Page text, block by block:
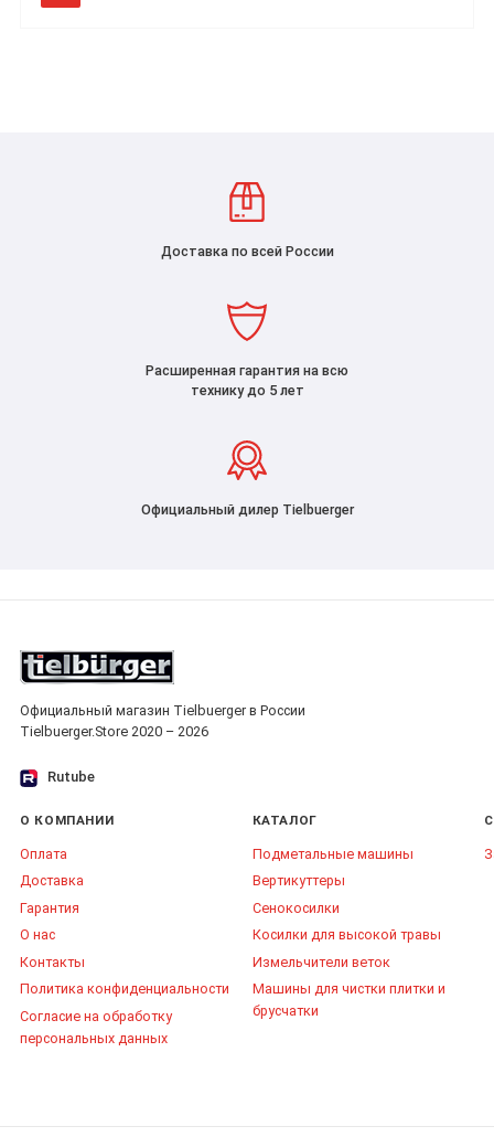
Доставка по всей России
Расширенная гарантия на всю
технику до 5 лет
Официальный дилер Tielbuerger
Официальный магазин Tielbuerger в России
Tielbuerger.Store 2020 – 2026
Rutube
О КОМПАНИИ
Оплата
Доставка
Гарантия
О нас
Контакты
Политика конфиденциальности
Согласие на обработку
персональных данных
КАТАЛОГ
Подметальные машины
Вертикуттеры
Сенокосилки
Косилки для высокой травы
Измельчители веток
Машины для чистки плитки и
брусчатки